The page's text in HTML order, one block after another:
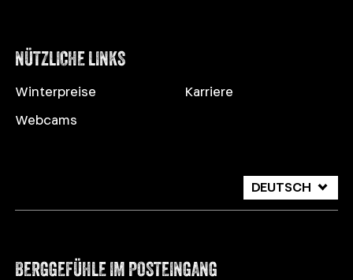
NÜTZLICHE LINKS
Winterpreise
Webcams
Karriere
DEUTSCH
ITALIANO
BERGGEFÜHLE IM POSTEINGANG